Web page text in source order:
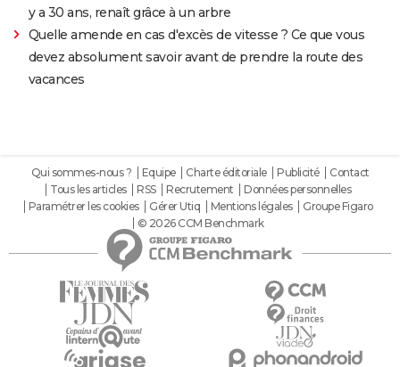
y a 30 ans, renaît grâce à un arbre
Quelle amende en cas d'excès de vitesse ? Ce que vous
devez absolument savoir avant de prendre la route des
vacances
Qui sommes-nous ? Equipe Charte éditoriale Publicité
Contact
Tous les articles
RSS Recrutement
Données personnelles
Paramétrer les cookies
Gérer Utiq Mentions légales
Groupe Figaro
© 2026 CCM Benchmark